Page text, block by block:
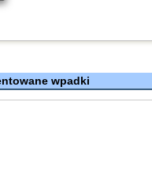
wpadki